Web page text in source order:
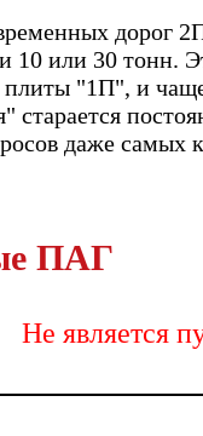
дорог
10 или 30 тонн.
"1П", и чаще
даже
ПАГ
является